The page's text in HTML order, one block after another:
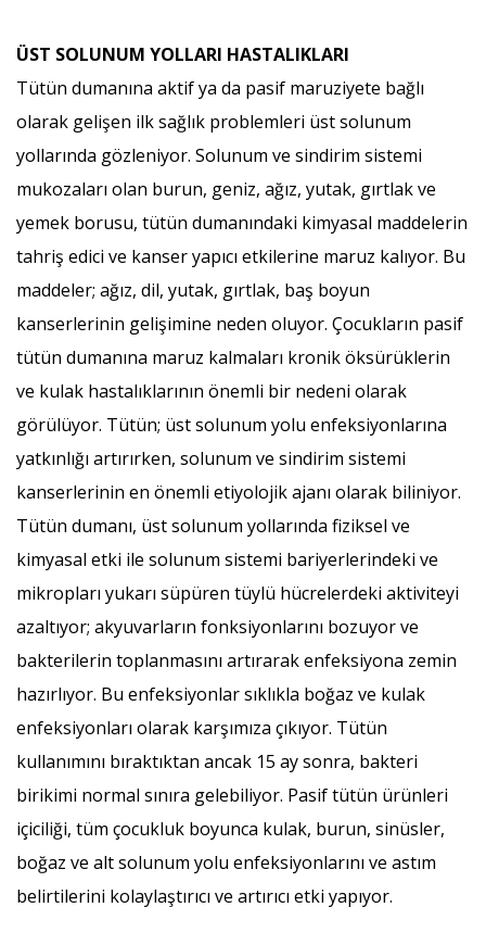
ÜST SOLUNUM YOLLARI HASTALIKLARI
Tütün dumanına aktif ya da pasif maruziyete bağlı
olarak gelişen ilk sağlık problemleri üst solunum
yollarında gözleniyor. Solunum ve sindirim sistemi
mukozaları olan burun, geniz, ağız, yutak, gırtlak ve
yemek borusu, tütün dumanındaki kimyasal maddelerin
tahriş edici ve kanser yapıcı etkilerine maruz kalıyor. Bu
maddeler; ağız, dil, yutak, gırtlak, baş boyun
kanserlerinin gelişimine neden oluyor. Çocukların pasif
tütün dumanına maruz kalmaları kronik öksürüklerin
ve kulak hastalıklarının önemli bir nedeni olarak
görülüyor. Tütün; üst solunum yolu enfeksiyonlarına
yatkınlığı artırırken, solunum ve sindirim sistemi
kanserlerinin en önemli etiyolojik ajanı olarak biliniyor.
Tütün dumanı, üst solunum yollarında fiziksel ve
kimyasal etki ile solunum sistemi bariyerlerindeki ve
mikropları yukarı süpüren tüylü hücrelerdeki aktiviteyi
azaltıyor; akyuvarların fonksiyonlarını bozuyor ve
bakterilerin toplanmasını artırarak enfeksiyona zemin
hazırlıyor. Bu enfeksiyonlar sıklıkla boğaz ve kulak
enfeksiyonları olarak karşımıza çıkıyor. Tütün
kullanımını bıraktıktan ancak 15 ay sonra, bakteri
birikimi normal sınıra gelebiliyor. Pasif tütün ürünleri
içiciliği, tüm çocukluk boyunca kulak, burun, sinüsler,
boğaz ve alt solunum yolu enfeksiyonlarını ve astım
belirtilerini kolaylaştırıcı ve artırıcı etki yapıyor.